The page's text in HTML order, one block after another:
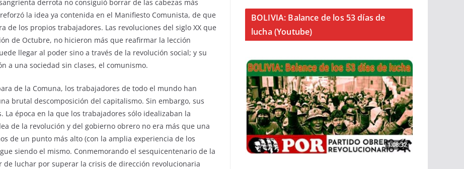
derrota no consiguió borrar de las cabezas más
la idea ya contenida en el Manifiesto Comunista, de que
de los propios trabajadores. Las revoluciones del siglo XX que
de Octubre, no hicieron más que reafirmar la lección
llegar al poder sino a través de la revolución social; y su
a una sociedad sin clases, el comunismo.
de la Comuna, los trabajadores de todo el mundo han
brutal descomposición del capitalismo. Sin embargo, sus
La época en la que los trabajadores sólo idealizaban la
de la revolución y del gobierno obrero no era más que una
de un punto más alto (con la amplia experiencia de los
siendo el mismo. Conmemorando el sesquicentenario de la
de luchar por superar la crisis de dirección revolucionaria
BOLIVIA: Balance de los 53 días de
lucha (Youtube)